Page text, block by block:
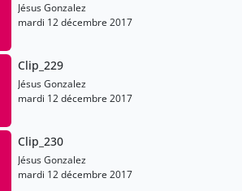
Jésus Gonzalez
mardi 12 décembre 2017
Clip_229
Jésus Gonzalez
mardi 12 décembre 2017
Clip_230
Jésus Gonzalez
mardi 12 décembre 2017